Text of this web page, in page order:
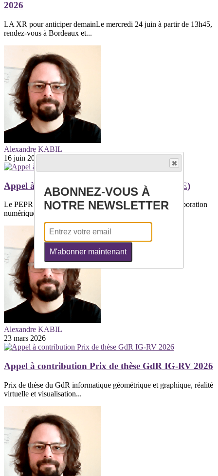
2026
LA XR pour anticiper demainLe mercredi 24 juin à partir de 13h45,
rendez-vous à Bordeaux et...
Alexandre KABIL
16 juin 2026
Appel à bourses de thèses (PEPR eNSEMBLE)
Le PEPR eNSEMBLE (Programme de Recherche - Collaboration
numérique) a pour objectif de redéfinir...
Alexandre KABIL
23 mars 2026
Appel à contribution Prix de thèse GdR IG-RV 2026
Prix de thèse du GdR informatique géométrique et graphique, réalité
virtuelle et visualisation...
ABONNEZ-VOUS À
NOTRE NEWSLETTER
M'abonner maintenant